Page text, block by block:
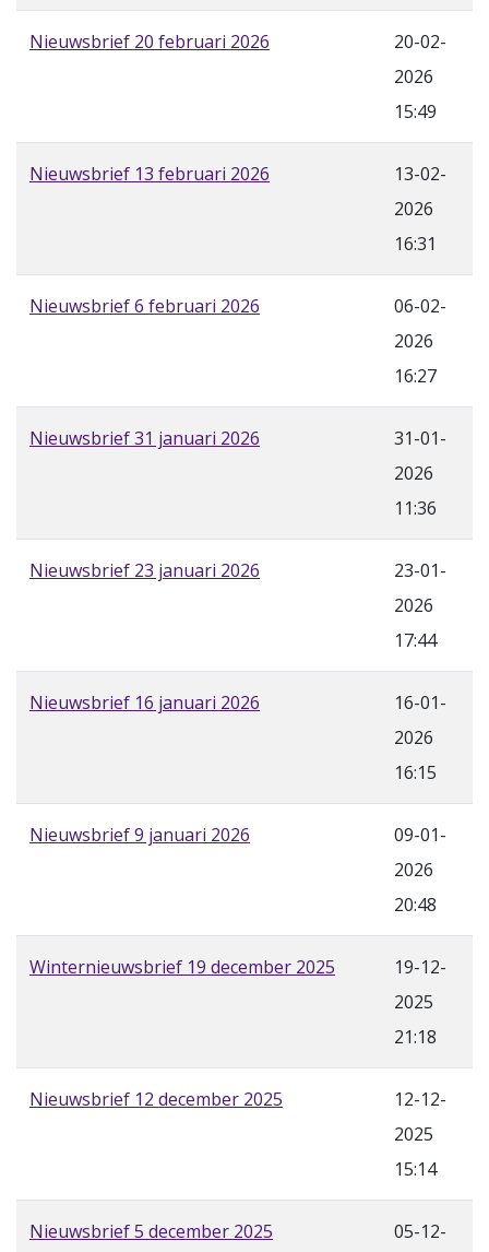
Nieuwsbrief 20 februari 2026
20-02-
2026
15:49
Nieuwsbrief 13 februari 2026
13-02-
2026
16:31
Nieuwsbrief 6 februari 2026
06-02-
2026
16:27
Nieuwsbrief 31 januari 2026
31-01-
2026
11:36
Nieuwsbrief 23 januari 2026
23-01-
2026
17:44
Nieuwsbrief 16 januari 2026
16-01-
2026
16:15
Nieuwsbrief 9 januari 2026
09-01-
2026
20:48
Winternieuwsbrief 19 december 2025
19-12-
2025
21:18
Nieuwsbrief 12 december 2025
12-12-
2025
15:14
Nieuwsbrief 5 december 2025
05-12-